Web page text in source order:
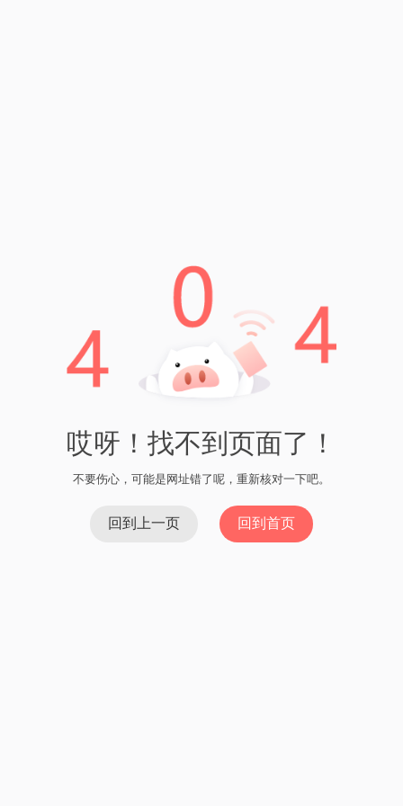
哎呀！找不到页面了！
不要伤心，可能是网址错了呢，重新核对一下吧。
回到上一页 回到首页